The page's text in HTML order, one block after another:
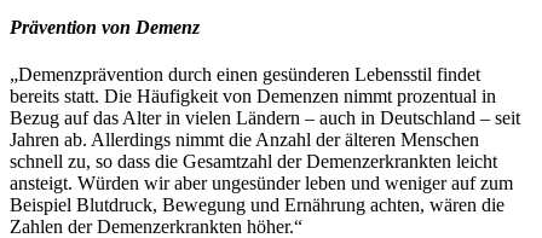
Prävention von Demenz
„Demenzprävention durch einen gesünderen Lebensstil findet
bereits statt. Die Häufigkeit von Demenzen nimmt prozentual in
Bezug auf das Alter in vielen Ländern – auch in Deutschland – seit
Jahren ab. Allerdings nimmt die Anzahl der älteren Menschen
schnell zu, so dass die Gesamtzahl der Demenzerkrankten leicht
ansteigt. Würden wir aber ungesünder leben und weniger auf zum
Beispiel Blutdruck, Bewegung und Ernährung achten, wären die
Zahlen der Demenzerkrankten höher.“